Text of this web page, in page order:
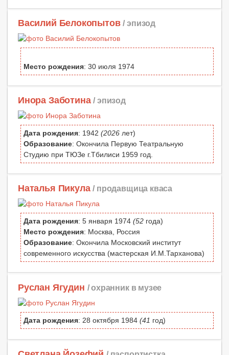
Василий Белокопытов / эпизод
Место рождения: 30 июля 1974
Инора Заботина / эпизод
Дата рождения: 1942 (2026 лет)
Образование: Окончила Первую Театральную
Студию при ТЮЗе г.Тбилиси 1959 год.
Наталья Пикула / продавщица кваса
Дата рождения: 5 января 1974 (52 года)
Место рождения: Москва, Россия
Образование: Окончила Московский институт
современного искусства (мастерская И.М.Тарханова)
Руслан Ягудин / охранник в музее
Дата рождения: 28 октября 1984 (41 год)